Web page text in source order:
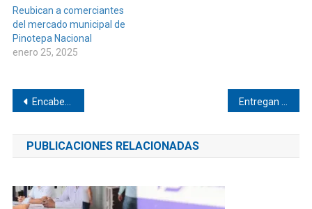
Reubican a comerciantes
del mercado municipal de
Pinotepa Nacional
enero 25, 2025
Navegación
de
entradas
Encabeza arranque de obra el edil de Pinotepa
PUBLICACIONES RELACIONADAS